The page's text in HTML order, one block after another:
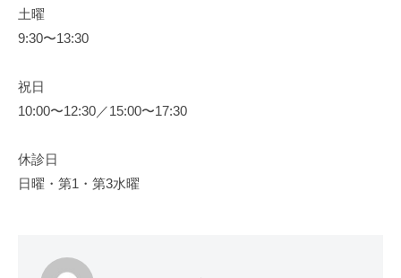
土曜
9:30〜13:30
祝日
10:00〜12:30／15:00〜17:30
休診日
日曜・第1・第3水曜